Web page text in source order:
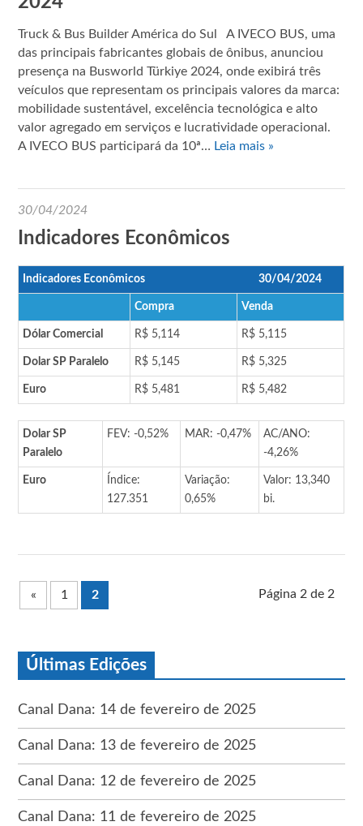
Truck & Bus Builder América do Sul A IVECO BUS, uma
das principais fabricantes globais de ônibus, anunciou
presença na Busworld Türkiye 2024, onde exibirá três
veículos que representam os principais valores da marca:
mobilidade sustentável, excelência tecnológica e alto
valor agregado em serviços e lucratividade operacional.
A IVECO BUS participará da 10ª… Leia mais »
30/04/2024
Indicadores Econômicos
Indicadores Econômicos 30/04/2024
Compra Venda
Dólar Comercial R$ 5,114 R$ 5,115
Dolar SP Paralelo R$ 5,145 R$ 5,325
Euro R$ 5,481 R$ 5,482
Dolar SP
Paralelo
FEV: -0,52% MAR: -0,47%
AC/ANO:
-4,26%
Euro
Índice:
127.351
Variação:
0,65%
Valor: 13,340
bi.
Página 2 de 2
« 1 2
Últimas Edições
Canal Dana: 14 de fevereiro de 2025
Canal Dana: 13 de fevereiro de 2025
Canal Dana: 12 de fevereiro de 2025
Canal Dana: 11 de fevereiro de 2025